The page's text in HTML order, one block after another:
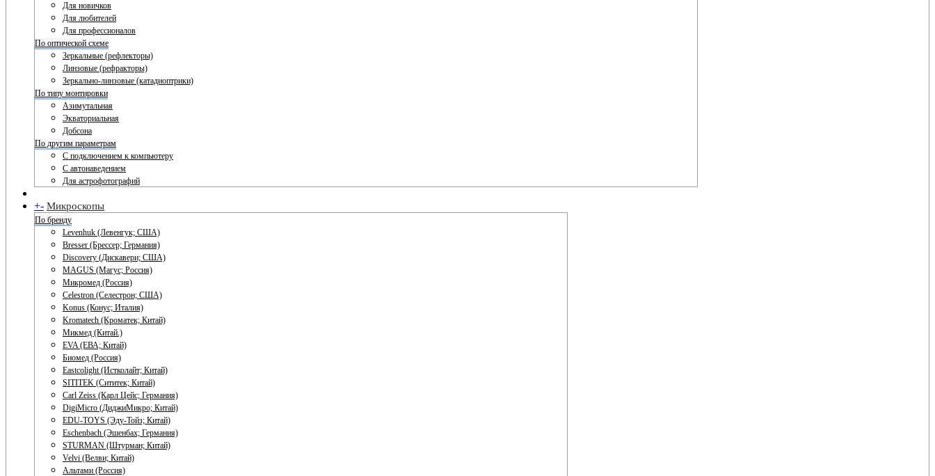
Для новичков
Для любителей
Для профессионалов
По оптической схеме
Зеркальные (рефлекторы)
Линзовые (рефракторы)
Зеркально-линзовые (катадиоптрики)
По типу монтировки
Азимутальная
Экваториальная
Добсона
По другим параметрам
С подключением к компьютеру
С автонаведением
Для астрофотографий
+- Микроскопы
По бренду
Levenhuk (Левенгук; США)
Bresser (Брессер; Германия)
Discovery (Дискавери; США)
MAGUS (Магус; Россия)
Микромед (Россия)
Celestron (Селестрон; США)
Konus (Конус; Италия)
Kromatech (Кроматек; Китай)
Микмед (Китай.)
EVA (ЕВА; Китай)
Биомед (Россия)
Eastcolight (Истколайт; Китай)
SITITEK (Сититек; Китай)
Carl Zeiss (Карл Цейс; Германия)
DigiMicro (ДиджиМикро; Китай)
EDU-TOYS (Эду-Тойз; Китай)
Eschenbach (Эшенбах; Германия)
STURMAN (Штурман; Китай)
Velvi (Велви; Китай)
Альтами (Россия)